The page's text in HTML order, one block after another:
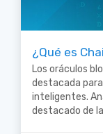
¿Qué es
Los oráculos
destacada
inteligentes.
destacado de